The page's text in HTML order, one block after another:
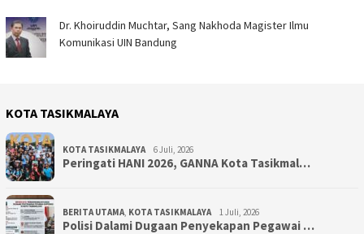
Dr. Khoiruddin Muchtar, Sang Nakhoda Magister Ilmu
Komunikasi UIN Bandung
KOTA TASIKMALAYA
KOTA TASIKMALAYA 6 Juli, 2026
Peringati HANI 2026, GANNA Kota Tasikmal…
BERITA UTAMA KOTA TASIKMALAYA 1 Juli, 2026
Polisi Dalami Dugaan Penyekapan Pegawai …